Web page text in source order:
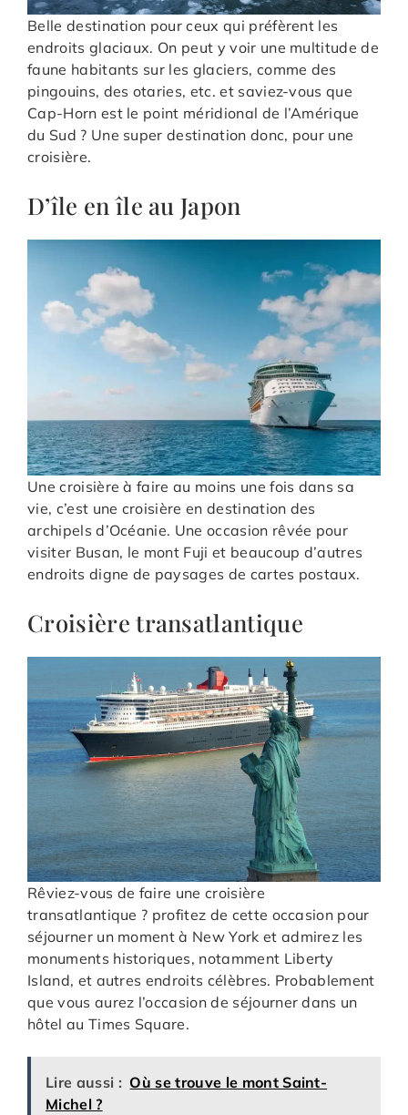
Belle destination pour ceux qui préfèrent les
endroits glaciaux. On peut y voir une multitude de
faune habitants sur les glaciers, comme des
pingouins, des otaries, etc. et saviez-vous que
Cap-Horn est le point méridional de l’Amérique
du Sud ? Une super destination donc, pour une
croisière.
D’île en île au Japon
Une croisière à faire au moins une fois dans sa
vie, c’est une croisière en destination des
archipels d’Océanie. Une occasion rêvée pour
visiter Busan, le mont Fuji et beaucoup d’autres
endroits digne de paysages de cartes postaux.
Croisière transatlantique
Rêviez-vous de faire une croisière
transatlantique ? profitez de cette occasion pour
séjourner un moment à New York et admirez les
monuments historiques, notamment Liberty
Island, et autres endroits célèbres. Probablement
que vous aurez l’occasion de séjourner dans un
hôtel au Times Square.
Lire aussi : Où se trouve le mont Saint-
Michel ?